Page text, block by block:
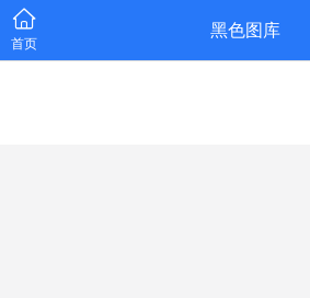
首页
黑色图库